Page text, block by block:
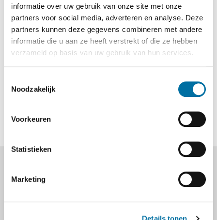
informatie over uw gebruik van onze site met onze
partners voor social media, adverteren en analyse. Deze
partners kunnen deze gegevens combineren met andere
informatie die u aan ze heeft verstrekt of die ze hebben
verzameld op basis van uw gebruik van hun services.
Noodzakelijk
Voorkeuren
Statistieken
Marketing
de damherten? Koop het boekje voor 2 euro en ga
op pad. Hoe kun je zien hoe oud een damhert is?
Word hulpboswachter: spoorzoeken, vogels
worden ga je op pad met een rugzak. Hier zitten
spulletjes in om leuke opdrachten mee te doen.
Kosten zijn 5 euro voor gebruik van een rugzak.